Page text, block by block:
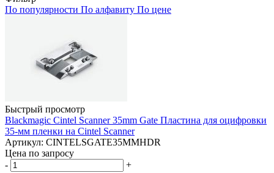
По популярности По алфавиту По цене
Быстрый просмотр
Blackmagic Cintel Scanner 35mm Gate Пластина для оцифровки
35-мм пленки на Cintel Scanner
Артикул: CINTELSGATE35MMHDR
Цена по запросу
-
+